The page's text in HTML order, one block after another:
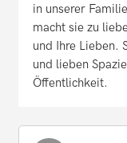
in unserer
macht sie zu
und Ihre Lieben.
und lieben
Öffentlichkeit.